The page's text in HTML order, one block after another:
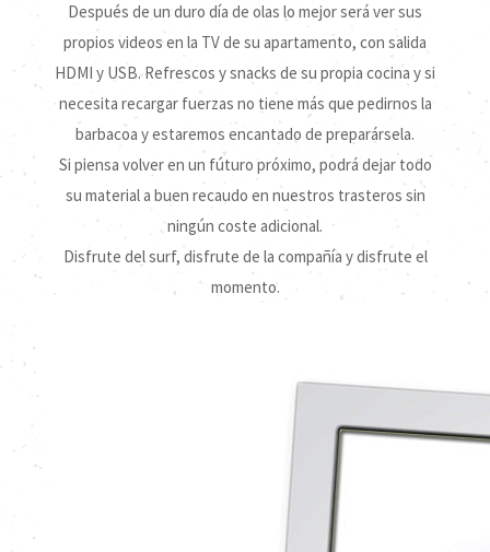
Después de un duro día de olas lo mejor será ver sus
propios videos en la TV de su apartamento, con salida
HDMI y USB. Refrescos y snacks de su propia cocina y si
necesita recargar fuerzas no tiene más que pedirnos la
barbacoa y estaremos encantado de preparársela.
Si piensa volver en un fúturo próximo, podrá dejar todo
su material a buen recaudo en nuestros trasteros sin
ningún coste adicional.
Disfrute del surf, disfrute de la compañía y disfrute el
momento.